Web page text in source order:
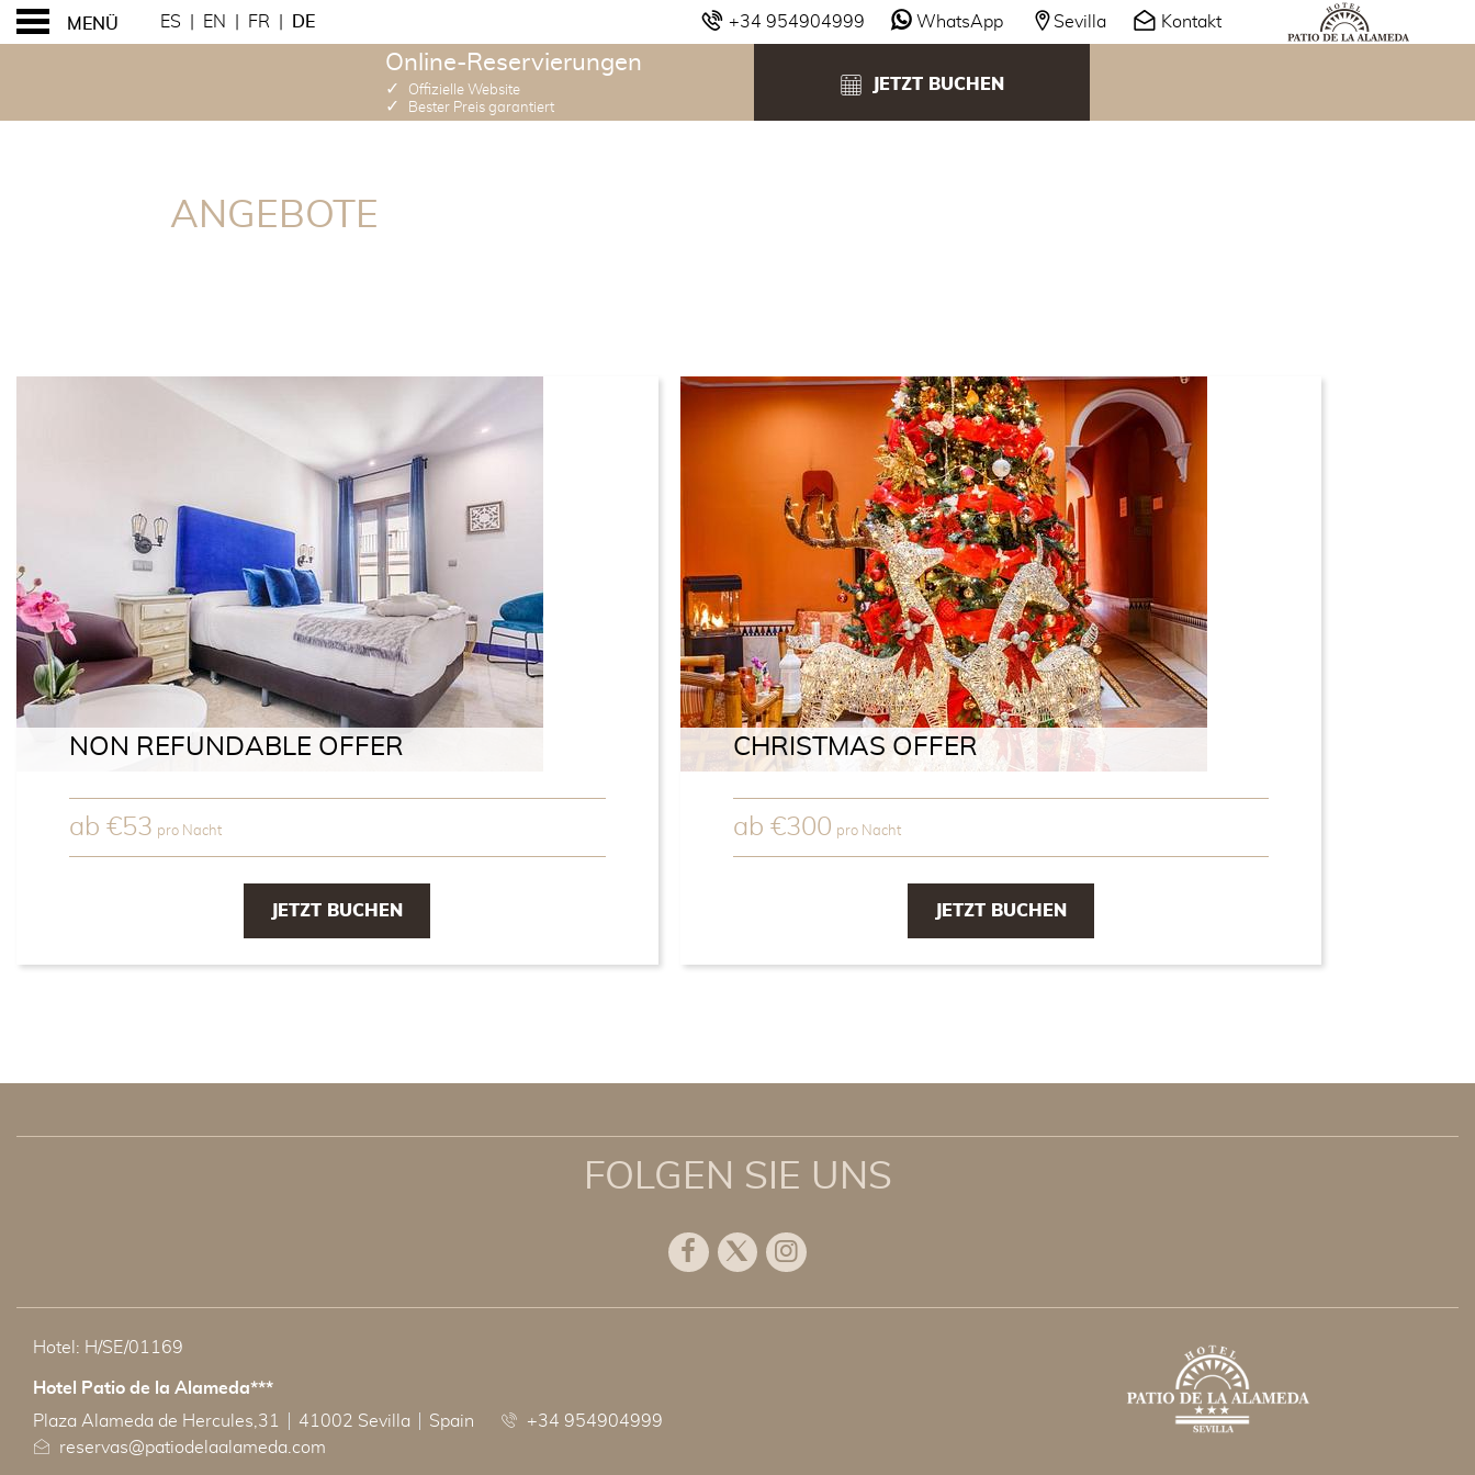
+34 954904999 WhatsApp Sevilla Kontakt
MENÜ ES EN FR DE
Online-Reservierungen
✓ Offizielle Website
✓ Bester Preis garantiert
JETZT BUCHEN
ANGEBOTE
NON REFUNDABLE OFFER
ab €53 pro Nacht
JETZT BUCHEN
CHRISTMAS OFFER
ab €300 pro Nacht
JETZT BUCHEN
Hotel: H/SE/01169
ADRESSE
Hotel Patio de la Alameda***
Plaza Alameda de Hercules,31
41002 Sevilla Spain
+34 954904999
reservas@patiodelaalameda.com
FOLGEN SIE UNS
Facebook
TwitterInstagram